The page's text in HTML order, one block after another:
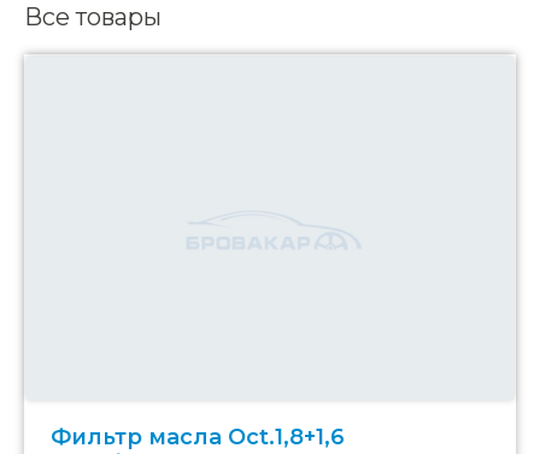
Все товары
Фильтр масла Oct.1,8+1,6